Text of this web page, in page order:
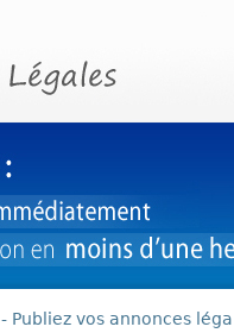
- Publiez vos annonces